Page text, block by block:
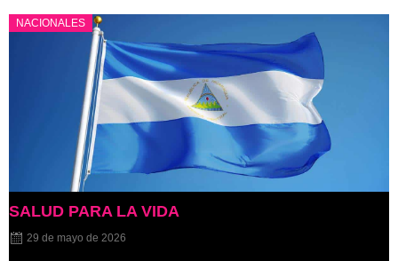
NACIONALES
SALUD PARA LA VIDA
29 de mayo de 2026